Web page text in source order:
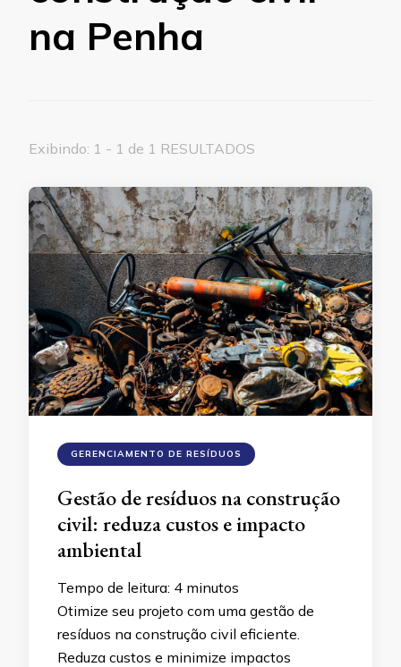
na Penha
Exibindo: 1 - 1 de 1 RESULTADOS
GERENCIAMENTO DE RESÍDUOS
Gestão de resíduos na construção
civil: reduza custos e impacto
ambiental
Tempo de leitura: 4 minutos
Otimize seu projeto com uma gestão de
resíduos na construção civil eficiente.
Reduza custos e minimize impactos